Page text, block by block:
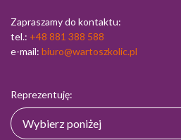
Zapraszamy do kontaktu:
tel.: +48 881 388 588
e-mail: biuro@wartoszkolic.pl
Reprezentuję: